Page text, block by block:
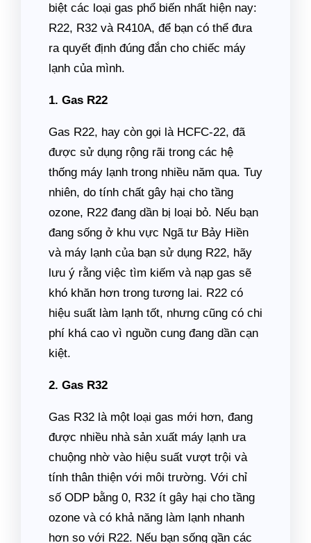
biệt các loại gas phổ biến nhất hiện nay:
R22, R32 và R410A, để bạn có thể đưa
ra quyết định đúng đắn cho chiếc máy
lạnh của mình.
1. Gas R22
Gas R22, hay còn gọi là HCFC-22, đã
được sử dụng rộng rãi trong các hệ
thống máy lạnh trong nhiều năm qua. Tuy
nhiên, do tính chất gây hại cho tầng
ozone, R22 đang dần bị loại bỏ. Nếu bạn
đang sống ở khu vực Ngã tư Bảy Hiền
và máy lạnh của bạn sử dụng R22, hãy
lưu ý rằng việc tìm kiếm và nạp gas sẽ
khó khăn hơn trong tương lai. R22 có
hiệu suất làm lạnh tốt, nhưng cũng có chi
phí khá cao vì nguồn cung đang dần cạn
kiệt.
2. Gas R32
Gas R32 là một loại gas mới hơn, đang
được nhiều nhà sản xuất máy lạnh ưa
chuộng nhờ vào hiệu suất vượt trội và
tính thân thiện với môi trường. Với chỉ
số ODP bằng 0, R32 ít gây hại cho tầng
ozone và có khả năng làm lạnh nhanh
hơn so với R22. Nếu bạn sống gần các